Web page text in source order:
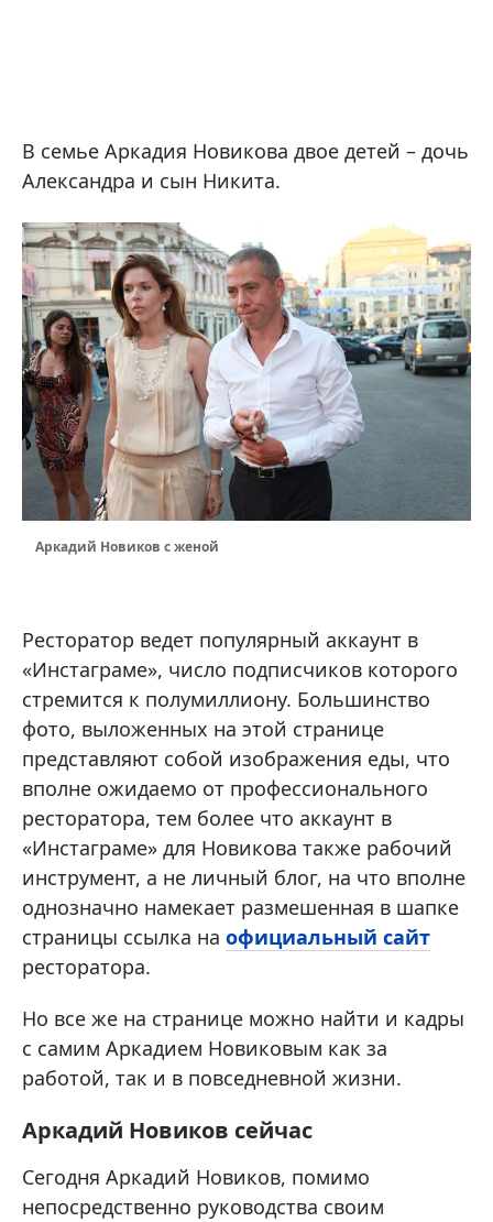
В семье Аркадия Новикова двое детей – дочь
Александра и сын Никита.
Аркадий Новиков с женой
Ресторатор ведет популярный аккаунт в
«Инстаграме», число подписчиков которого
стремится к полумиллиону. Большинство
фото, выложенных на этой странице
представляют собой изображения еды, что
вполне ожидаемо от профессионального
ресторатора, тем более что аккаунт в
«Инстаграме» для Новикова также рабочий
инструмент, а не личный блог, на что вполне
однозначно намекает размешенная в шапке
страницы ссылка на официальный сайт
ресторатора.
Но все же на странице можно найти и кадры
с самим Аркадием Новиковым как за
работой, так и в повседневной жизни.
Аркадий Новиков сейчас
Сегодня Аркадий Новиков, помимо
непосредственно руководства своим